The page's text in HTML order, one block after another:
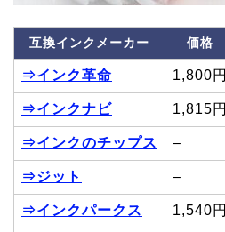
互換インクメーカー 価格
⇒インク革命 1,800円
⇒インクナビ 1,815円
⇒インクのチップス –
⇒ジット –
⇒インクパークス 1,540円